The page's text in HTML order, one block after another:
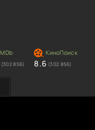
(302 856) 8.6 (302 856)